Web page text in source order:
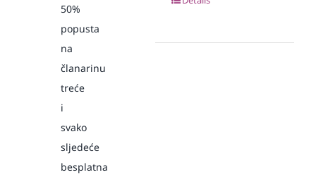
50%
popusta
na
članarinu
treće
i
svako
sljedeće
besplatna